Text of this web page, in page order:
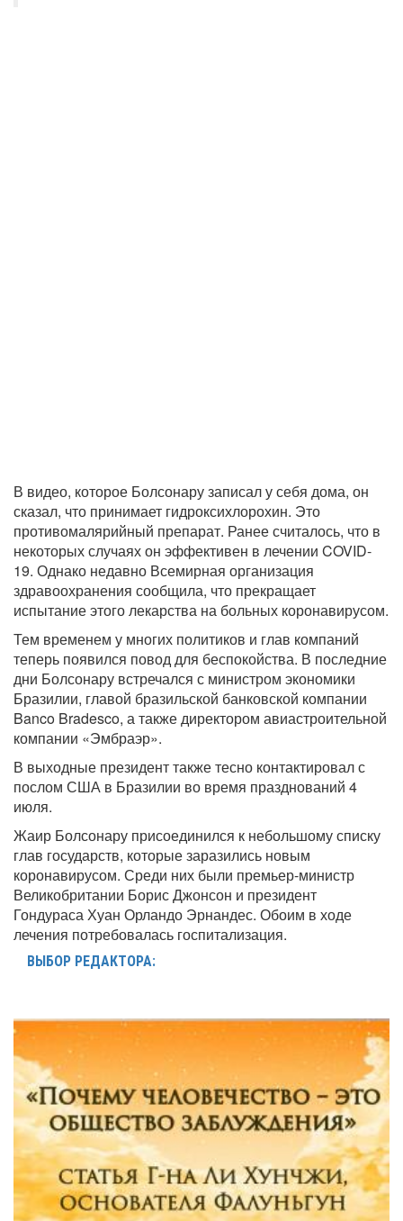
В видео, которое Болсонару записал у себя дома, он
сказал, что принимает гидроксихлорохин. Это
противомалярийный препарат. Ранее считалось, что в
некоторых случаях он эффективен в лечении COVID-
19. Однако недавно Всемирная организация
здравоохранения сообщила, что прекращает
испытание этого лекарства на больных коронавирусом.
Тем временем у многих политиков и глав компаний
теперь появился повод для беспокойства. В последние
дни Болсонару встречался с министром экономики
Бразилии, главой бразильской банковской компании
Banco Bradesco, а также директором авиастроительной
компании «Эмбраэр».
В выходные президент также тесно контактировал с
послом США в Бразилии во время празднований 4
июля.
Жаир Болсонару присоединился к небольшому списку
глав государств, которые заразились новым
коронавирусом. Среди них были премьер-министр
Великобритании Борис Джонсон и президент
Гондураса Хуан Орландо Эрнандес. Обоим в ходе
лечения потребовалась госпитализация.
ВЫБОР РЕДАКТОРА: